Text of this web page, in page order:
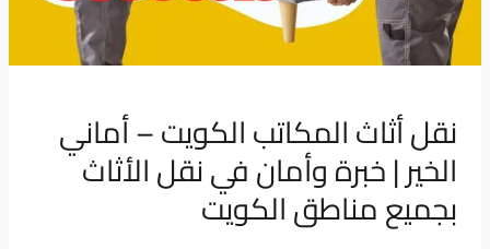
نقل أثاث المكاتب الكويت – أماني
الخير | خبرة وأمان في نقل الأثاث
بجميع مناطق الكويت
بجميع
مناطق